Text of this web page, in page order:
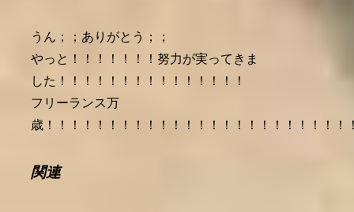
うん；；ありがとう；；
やっと！！！！！！！努力が実ってきま
した！！！！！！！！！！！！！！！
フリーランス万
歳！！！！！！！！！！！！！！！！！！！！！！！！
関連